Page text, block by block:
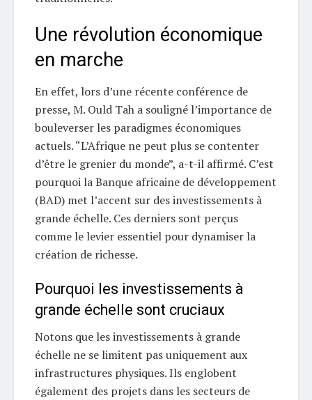
Une révolution économique
en marche
En effet, lors d’une récente conférence de
presse, M. Ould Tah a souligné l’importance de
bouleverser les paradigmes économiques
actuels. “L’Afrique ne peut plus se contenter
d’être le grenier du monde”, a-t-il affirmé. C’est
pourquoi la Banque africaine de développement
(BAD) met l’accent sur des investissements à
grande échelle. Ces derniers sont perçus
comme le levier essentiel pour dynamiser la
création de richesse.
Pourquoi les investissements à
grande échelle sont cruciaux
Notons que les investissements à grande
échelle ne se limitent pas uniquement aux
infrastructures physiques. Ils englobent
également des projets dans les secteurs de